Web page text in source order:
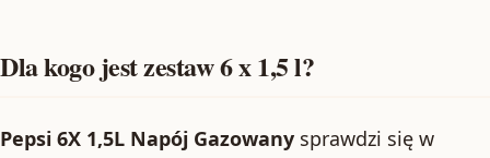
Dla kogo jest zestaw 6 x 1,5 l?
Pepsi 6X 1,5L Napój Gazowany sprawdzi się w